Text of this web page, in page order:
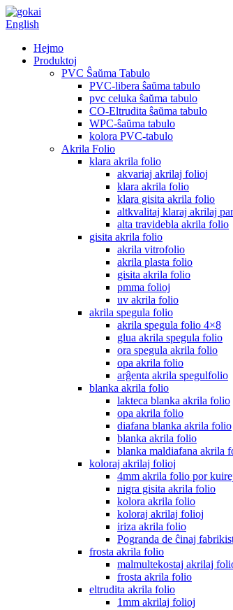
English
Hejmo
Produktoj
PVC Ŝaŭma Tabulo
PVC-libera ŝaŭma tabulo
pvc celuka ŝaŭma tabulo
CO-Eltrudita ŝaŭma tabulo
WPC-ŝaŭma tabulo
kolora PVC-tabulo
Akrila Folio
klara akrila folio
akvariaj akrilaj folioj
klara akrila folio
klara gisita akrila folio
altkvalitaj klaraj akrilaj
alta travidebla akrila folio
gisita akrila folio
akrila vitrofolio
akrila plasta folio
gisita akrila folio
pmma folioj
uv akrila folio
akrila spegula folio
akrila spegula folio 4×8
glua akrila spegula folio
ora spegula akrila folio
opa akrila folio
arĝenta akrila spegulfolio
blanka akrila folio
lakteca blanka akrila folio
opa akrila folio
diafana blanka akrila folio
blanka akrila folio
blanka maldiafana akrila
koloraj akrilaj folioj
4mm akrila folio por
nigra gisita akrila folio
kolora akrila folio
koloraj akrilaj folioj
iriza akrila folio
Pogranda de ĉinaj
frosta akrila folio
malmultekostaj akrilaj
frosta akrila folio
eltrudita akrila folio
1mm akrilaj folioj